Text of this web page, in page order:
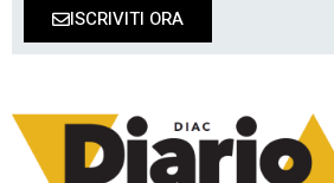
ISCRIVITI ORA